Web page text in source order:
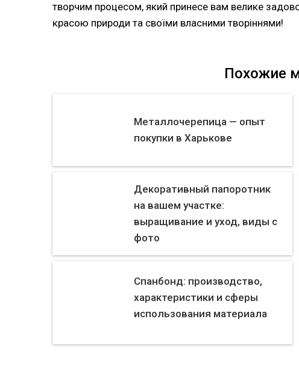
творчим процесом, який принесе вам велике
красою природи та своїми власними творіннями!
Похожие
Металлочерепица — опыт
покупки в Харькове
Декоративный папоротник
на вашем участке:
выращивание и уход, виды с
фото
Спанбонд: производство,
характеристики и сферы
использования материала